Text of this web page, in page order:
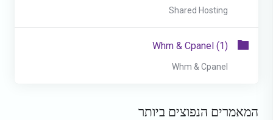
Shared Hosting
Whm & Cpanel (1)
Whm & Cpanel
המאמרים הנפוצים ביותר